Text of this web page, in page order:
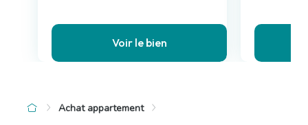
Voir le bien
Achat appartement